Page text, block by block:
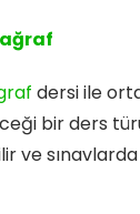
dersi ile
bir ders
ve